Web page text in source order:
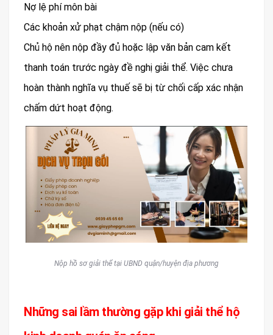
Nợ lệ phí môn bài
Các khoản xử phạt chậm nộp (nếu có)
Chủ hộ nên nộp đầy đủ hoặc lập văn bản cam kết
thanh toán trước ngày đề nghị giải thể. Việc chưa
hoàn thành nghĩa vụ thuế sẽ bị từ chối cấp xác nhận
chấm dứt hoạt động.
Nộp hồ sơ giải thể tại UBND quận/huyện địa phương
Những sai lầm thường gặp khi giải thể hộ